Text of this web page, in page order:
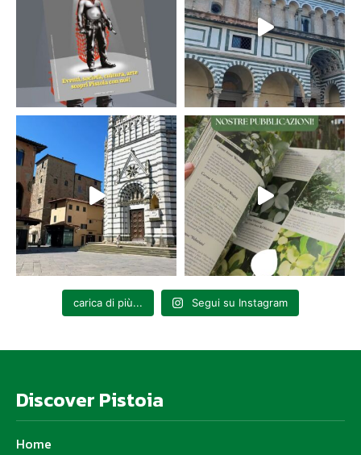
carica di più... Segui su Instagram
Discover Pistoia
Home